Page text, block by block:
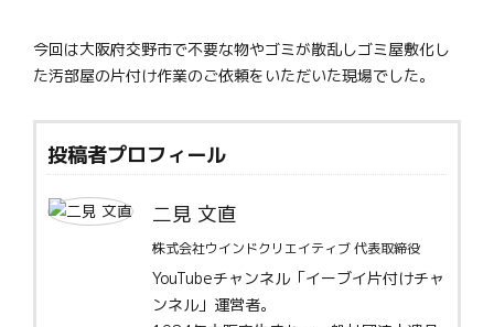
今回は大阪府交野市で不要な物やゴミが散乱しゴミ屋敷化し
た汚部屋の片付け作業のご依頼をいただいた現場でした。
投稿者プロフィール
二見 文直
株式会社ウインドクリエイティブ 代表取締役
YouTubeチャンネル「イーブイ片付けチャ
ンネル」運営者。